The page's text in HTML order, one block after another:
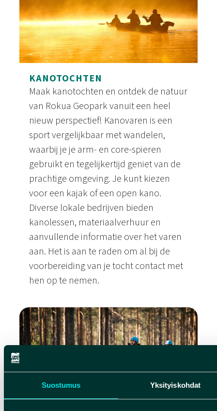
Suostumus Yksityiskohdat
KANOTOCHTEN
Maak kanotochten en ontdek de natuur
van Rokua Geopark vanuit een heel
nieuw perspectief! Kanovaren is een
sport vergelijkbaar met wandelen,
waarbij je je arm- en core-spieren
gebruikt en tegelijkertijd geniet van de
prachtige omgeving. Je kunt kiezen
voor een kajak of een open kano.
Diverse lokale bedrijven bieden
kanolessen, materiaalverhuur en
aanvullende informatie over het varen
aan. Het is aan te raden om al bij de
voorbereiding van je tocht contact met
hen op te nemen.
Kanotochten